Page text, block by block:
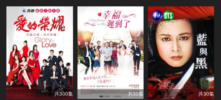
共300集 共30集 共30集